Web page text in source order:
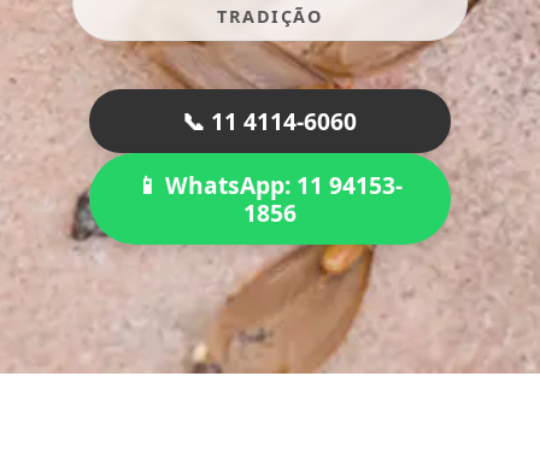
TRADIÇÃO
📞 11 4114-6060
📱 WhatsApp: 11 94153-
1856